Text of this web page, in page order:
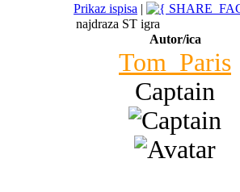
Prikaz ispisa |
najdraza ST igra
Autor/ica
Tom_Paris
Captain